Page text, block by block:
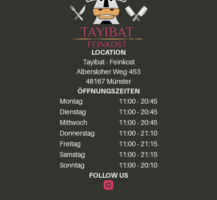
LOCATION
Tayibat - Feinkost
Albersloher Weg 453
48167 Münster
ÖFFNUNGSZEITEN
Montag
11:00 - 20:45
Dienstag
11:00 - 20:45
Mittwoch
11:00 - 20:45
Donnerstag
11:00 - 21:10
Freitag
11:00 - 21:15
Samstag
11:00 - 21:15
Sonntag
11:00 - 20:10
FOLLOW US